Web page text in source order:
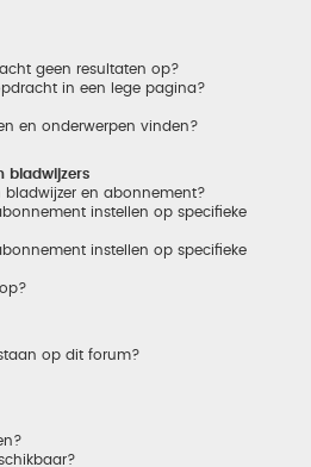
geen resultaten op?
in een lege pagina?
en onderwerpen vinden?
bladwijzers
bladwijzer en abonnement?
instellen op specifieke
instellen op specifieke
op dit forum?